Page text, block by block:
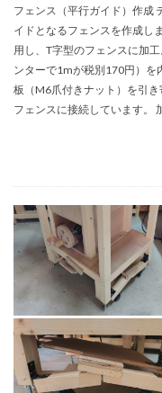
フェンス（平行ガイド）作成
イドとなるフェンスを作成し
用し、T字型のフェンスに加
ンターで1mが税別170円）を
板（M6爪付きナット）を引
フェンスに接続しています。